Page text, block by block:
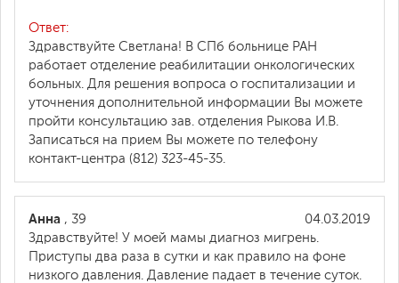
Ответ:
Здравствуйте Светлана! В СПб больнице РАН
работает отделение реабилитации онкологических
больных. Для решения вопроса о госпитализации и
уточнения дополнительной информации Вы можете
пройти консультацию зав. отделения Рыкова И.В.
Записаться на прием Вы можете по телефону
контакт-центра (812) 323-45-35.
04.03.2019
Анна , 39
Здравствуйте! У моей мамы диагноз мигрень.
Приступы два раза в сутки и как правило на фоне
низкого давления. Давление падает в течение суток.